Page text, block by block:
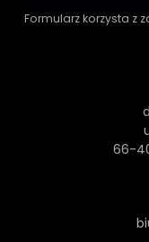
Formularz korzysta z
66-